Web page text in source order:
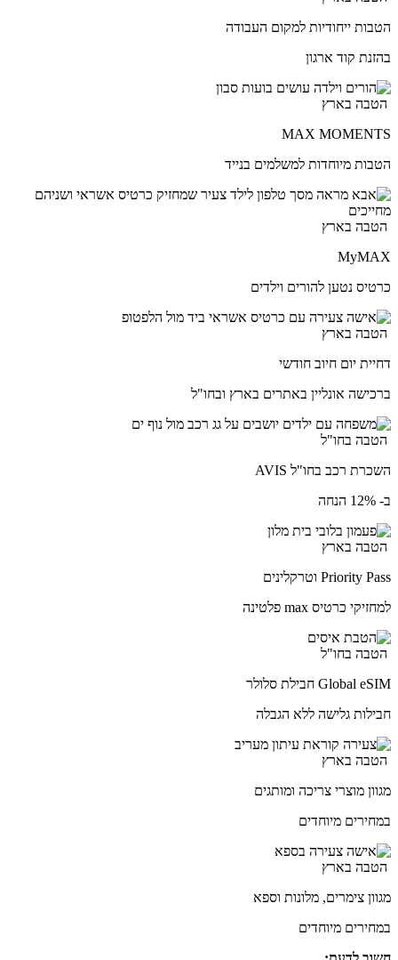
הטבות ייחודיות למקום העבודה
בהזנת קוד ארגון
הטבה בארץ
MAX MOMENTS
הטבות מיוחדות למשלמים בנייד
הטבה בארץ
MyMAX
כרטיס נטען להורים וילדים
הטבה בארץ
דחיית יום חיוב חודשי
ברכישה אונליין באתרים בארץ ובחו"ל
הטבה בחו"ל
השכרת רכב בחו"ל AVIS
ב- 12% הנחה
הטבה בארץ
Priority Pass וטרקלינים
למחזיקי כרטיס max פלטינה
הטבה בחו"ל
Global eSIM חבילת סלולר
חבילות גלישה ללא הגבלה
הטבה בארץ
מגוון מוצרי צריכה ומותגים
במחירים מיוחדים
הטבה בארץ
מגוון צימרים, מלונות וספא
במחירים מיוחדים